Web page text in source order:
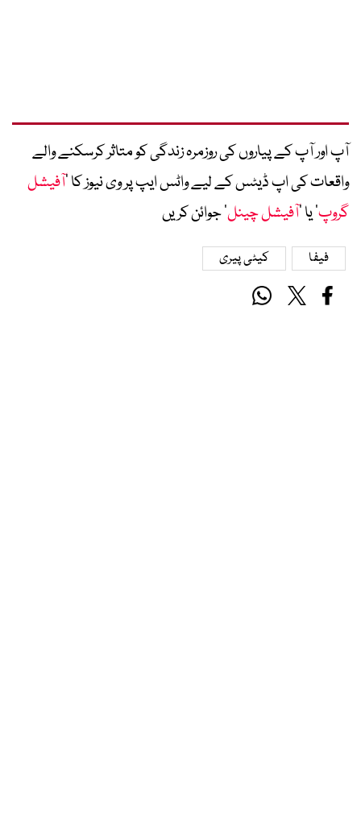
آپ اور آپ کے پیاروں کی روزمرہ زندگی کو متاثر کرسکنے والے
واقعات کی اپ ڈیٹس کے لیے واٹس ایپ پر وی نیوز کا ’آفیشل
گروپ‘ یا ’آفیشل چینل‘ جوائن کریں
فیفا کیٹی پیری